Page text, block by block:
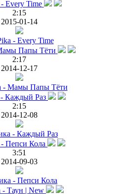
2:15
2015-01-14
- Every Time
2:17
2014-12-17
- Мамы Папы Тёти
2:15
2014-12-08
- Каждый Раз
3:51
2014-09-03
- Пепси Кола